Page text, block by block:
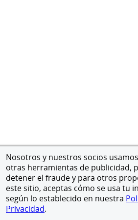
Nosotros y nuestros socios
otras herramientas de publicidad,
detener el fraude y para otros
este sitio, aceptas cómo se usa tu
según lo establecido en nuestra
Privacidad.